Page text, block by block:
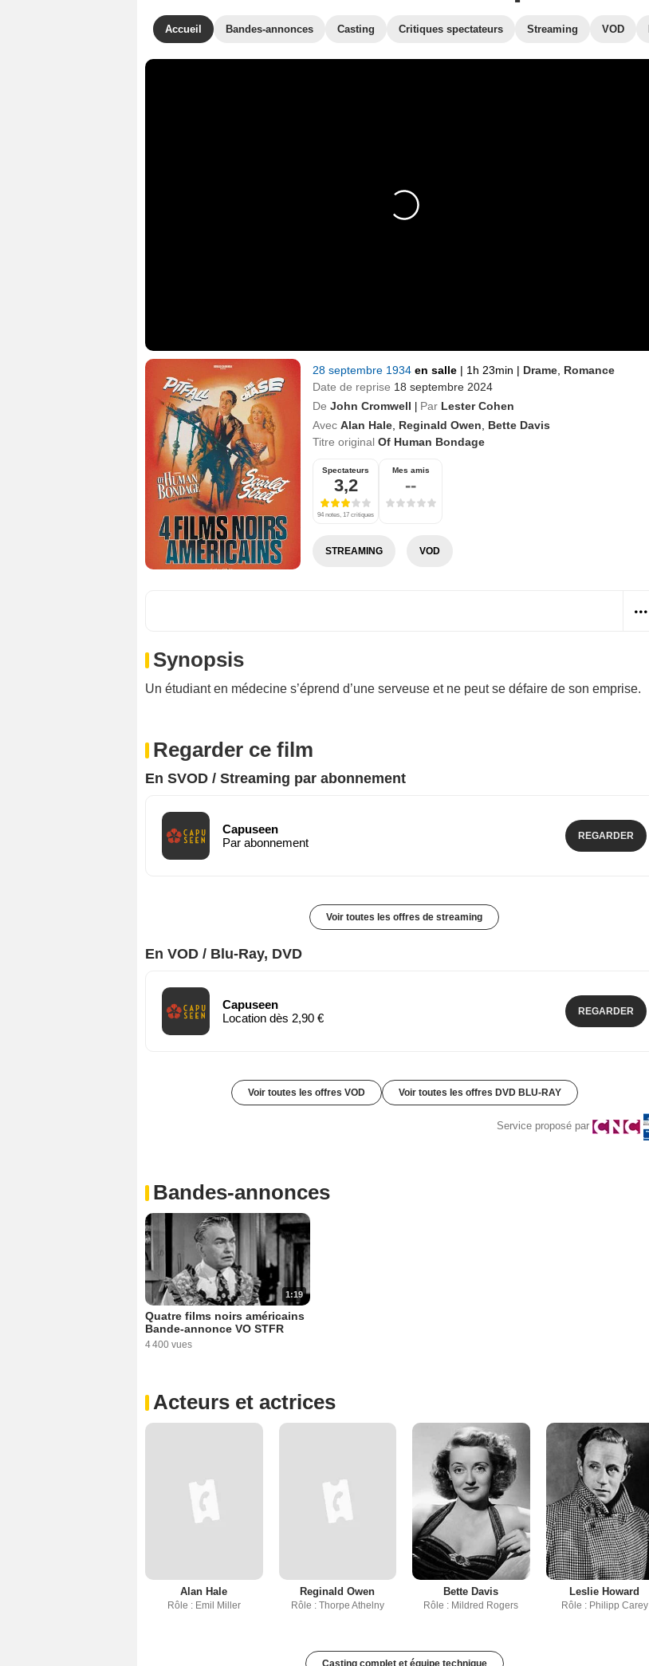
Accueil Bandes-annonces Casting Critiques spectateurs Streaming VOD
28 septembre 1934 en salle | 1h 23min | Drame Romance
Date de reprise 18 septembre 2024
De John Cromwell | Par Lester Cohen
Avec Alan Hale Reginald Owen
Bette Davis
Titre original Of Human Bondage
Spectateurs
3,2
94 notes, 17 critiques
Mes amis
--
STREAMING VOD
Synopsis
Un étudiant en médecine s’éprend d’une serveuse et ne peut se défaire de son emprise.
Regarder ce film
En SVOD / Streaming par abonnement
Capuseen
Par abonnement
REGARDER
Voir toutes les offres de streaming
En VOD / Blu-Ray, DVD
Capuseen
Location dès 2,90 €
REGARDER
Voir toutes les offres VOD Voir toutes les offres DVD BLU-RAY
Service proposé par
Bandes-annonces
1:19
Quatre films noirs américains
Bande-annonce VO STFR
4 400 vues
Acteurs et actrices
Alan Hale
Rôle : Emil Miller
Reginald Owen
Rôle : Thorpe Athelny
Bette Davis
Rôle : Mildred Rogers
Leslie Howard
Rôle : Philipp Carey
Casting complet et équipe technique